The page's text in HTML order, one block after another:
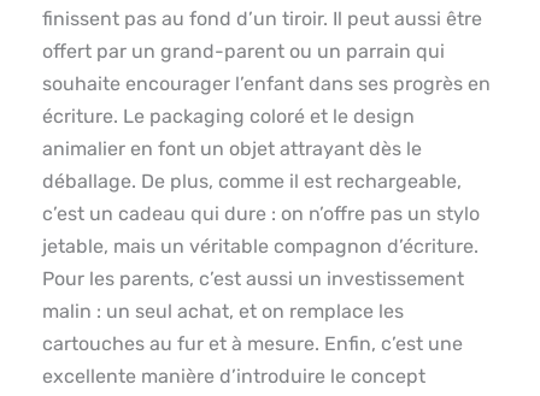
finissent pas au fond d’un tiroir. Il peut aussi être
offert par un grand-parent ou un parrain qui
souhaite encourager l’enfant dans ses progrès en
écriture. Le packaging coloré et le design
animalier en font un objet attrayant dès le
déballage. De plus, comme il est rechargeable,
c’est un cadeau qui dure : on n’offre pas un stylo
jetable, mais un véritable compagnon d’écriture.
Pour les parents, c’est aussi un investissement
malin : un seul achat, et on remplace les
cartouches au fur et à mesure. Enfin, c’est une
excellente manière d’introduire le concept